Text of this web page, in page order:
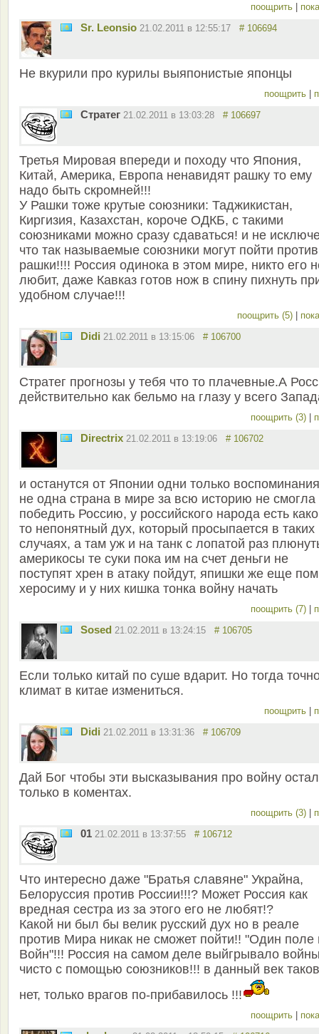
поощрить
Sr. Leonsio 21.02.2011 в 12:55:17 # 106694
Не вкурили про курилы выяпонистые японцы
поощрить
Стратег 21.02.2011 в 13:03:28 # 106697
Третья Мировая впереди и походу что Япония,
Китай, Америка, Европа ненавидят рашку то ему
надо быть скромней!!!
У Рашки тоже крутые союзники: Таджикистан,
Киргизия, Казахстан, короче ОДКБ, с такими
союзниками можно сразу сдаваться! и не
что так называемые союзники могут пойти против
рашки!!!! Россия одинока в этом мире, никто его
любит, даже Кавказ готов нож в спину пихнуть
удобном случае!!!
поощрить (5)
Didi 21.02.2011 в 13:15:06 # 106700
Стратег прогнозы у тебя что то плачевные.А
действительно как бельмо на глазу у всего
поощрить (3)
Directrix 21.02.2011 в 13:19:06 # 106702
и останутся от Японии одни только
не одна страна в мире за всю историю не смогла
победить Россию, у российского народа есть
то непонятный дух, который просыпается в таких
случаях, а там уж и на танк с лопатой раз
америкосы те суки пока им на счет деньги не
поступят хрен в атаку пойдут, япишки же еще
херосиму и у них кишка тонка войну начать
поощрить (7)
Sosed 21.02.2011 в 13:24:15 # 106705
Если только китай по суше вдарит. Но тогда
климат в китае измениться.
поощрить
Didi 21.02.2011 в 13:31:36 # 106709
Дай Бог чтобы эти высказывания про войну
только в коментах.
поощрить (3)
01 21.02.2011 в 13:37:55 # 106712
Что интересно даже "Братья славяне" Украйна,
Белоруссия против России!!!? Может Россия как
вредная сестра из за этого его не любят!?
Какой ни был бы велик русский дух но в реале
против Мира никак не сможет пойти!! "Один поле
Войн"!!! Россия на самом деле выйгрывало
чисто с помощью союзников!!! в данный век
нет, только врагов по-прибавилось !!!
поощрить